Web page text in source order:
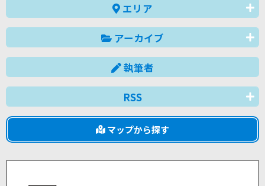
エリア
アーカイブ
執筆者
RSS
マップから探す